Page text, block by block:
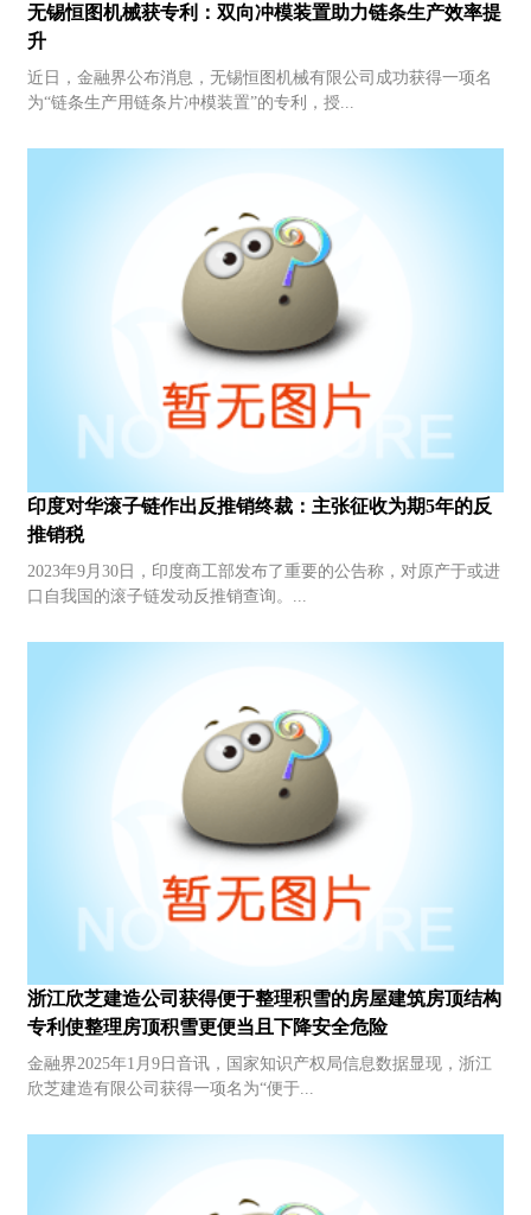
无锡恒图机械获专利：双向冲模装置助力链条生产效率提
升
近日，金融界公布消息，无锡恒图机械有限公司成功获得一项名
为“链条生产用链条片冲模装置”的专利，授...
印度对华滚子链作出反推销终裁：主张征收为期5年的反
推销税
2023年9月30日，印度商工部发布了重要的公告称，对原产于或进
口自我国的滚子链发动反推销查询。...
浙江欣芝建造公司获得便于整理积雪的房屋建筑房顶结构
专利使整理房顶积雪更便当且下降安全危险
金融界2025年1月9日音讯，国家知识产权局信息数据显现，浙江
欣芝建造有限公司获得一项名为“便于...